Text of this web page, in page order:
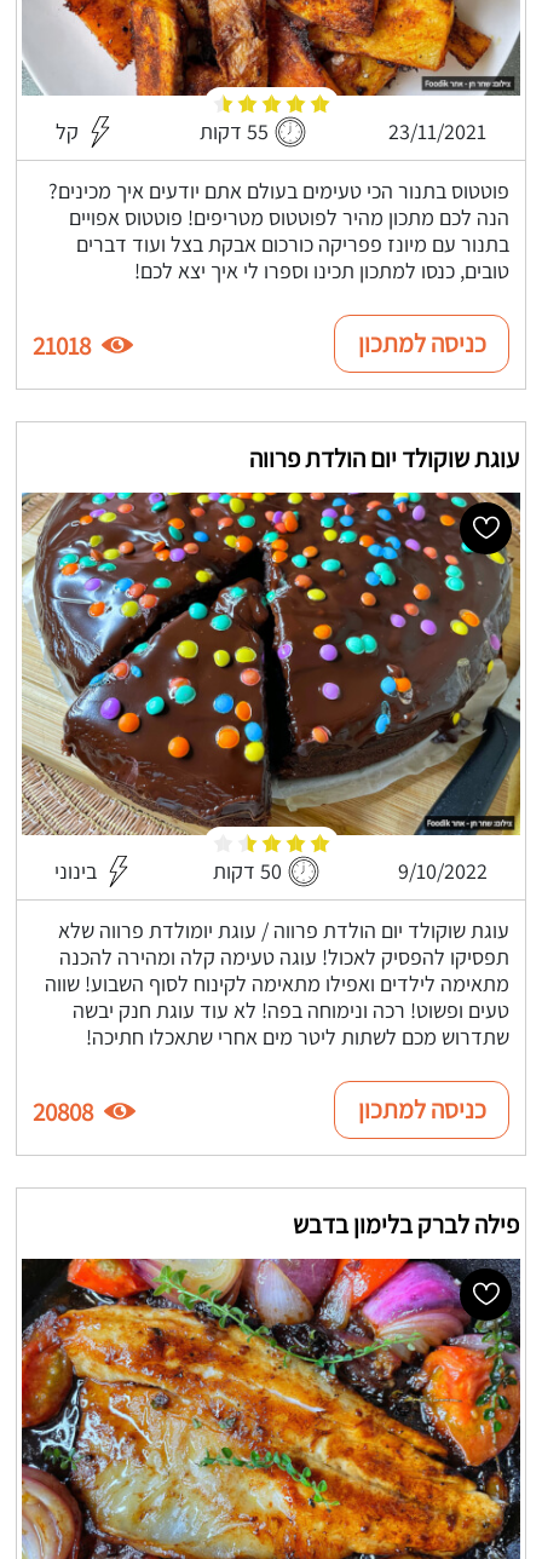
23/11/2021 55 דקות קל
פוטטוס בתנור הכי טעימים בעולם אתם יודעים איך מכינים?
הנה לכם מתכון מהיר לפוטטוס מטריפים! פוטטוס אפויים
בתנור עם מיונז פפריקה כורכום אבקת בצל ועוד דברים
טובים, כנסו למתכון תכינו וספרו לי איך יצא לכם!
כניסה למתכון 21018
עוגת שוקולד יום הולדת פרווה
9/10/2022 50 דקות בינוני
עוגת שוקולד יום הולדת פרווה / עוגת יומולדת פרווה שלא
תפסיקו להפסיק לאכול! עוגה טעימה קלה ומהירה להכנה
מתאימה לילדים ואפילו מתאימה לקינוח לסוף השבוע! שווה
טעים ופשוט! רכה ונימוחה בפה! לא עוד עוגת חנק יבשה
שתדרוש מכם לשתות ליטר מים אחרי שתאכלו חתיכה!
כניסה למתכון 20808
פילה לברק בלימון בדבש